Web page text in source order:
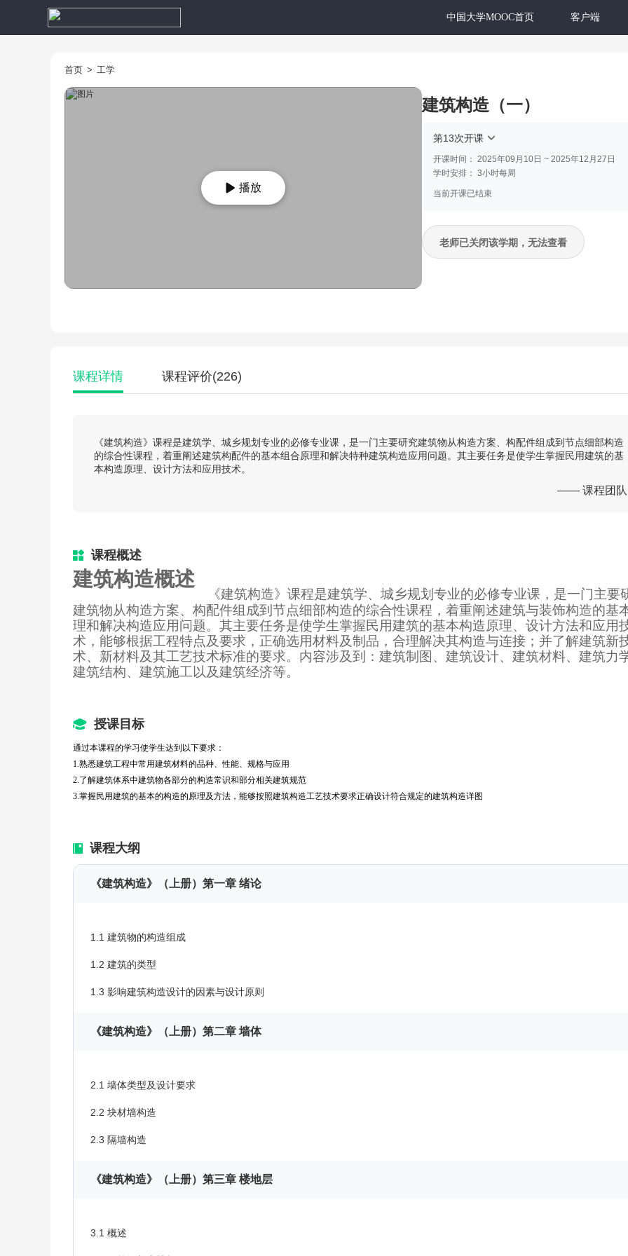
客户端
中国大学MOOC首页
首页 > 工学
播放
建筑构造（一）
第13次开课
开课时间： 2025年09月10日 ~ 2025年12月27日
学时安排： 3小时每周
当前开课已结束
老师已关闭该学期，无法查看
课程详情 课程评价(226)
《建筑构造》课程是建筑学、城乡规划专业的必修专业课，是一门主要研究建筑物从构造方案、构配件组成到节点细部构造
的综合性课程，着重阐述建筑构配件的基本组合原理和解决特种建筑构造应用问题。其主要任务是使学生掌握民用建筑的基
本构造原理、设计方法和应用技术。
—— 课程团队
课程概述
建筑构造概述
《建筑构造》课程是建筑学、城乡规划专业的必修专业课，是一门主要
建筑物从构造方案、构配件组成到节点细部构造的综合性课程，着重阐述建筑与装饰构造的基
理和解决构造应用问题。其主要任务是使学生掌握民用建筑的基本构造原理、设计方法和应用
术，能够根据工程特点及要求，正确选用材料及制品，合理解决其构造与连接；并了解建筑新
术、新材料及其工艺技术标准的要求。内容涉及到：建筑制图、建筑设计、建筑材料、建筑力
建筑结构、建筑施工以及建筑经济等。
授课目标
通过本课程的学习使学生达到以下要求：
1.熟悉建筑工程中常用建筑材料的品种、性能、规格与应用
2.了解建筑体系中建筑物各部分的构造常识和部分相关建筑规范
3.掌握民用建筑的基本的构造的原理及方法，能够按照建筑构造工艺技术要求正确设计符合规定的建筑构造详图
课程大纲
《建筑构造》（上册）第一章 绪论
1.1 建筑物的构造组成
1.2 建筑的类型
1.3 影响建筑构造设计的因素与设计原则
《建筑构造》（上册）第二章 墙体
2.1 墙体类型及设计要求
2.2 块材墙构造
2.3 隔墙构造
《建筑构造》（上册）第三章 楼地层
3.1 概述